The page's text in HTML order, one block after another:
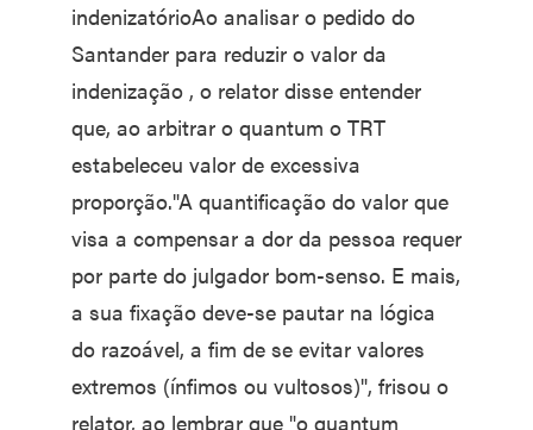
indenizatórioAo analisar o pedido do
Santander para reduzir o valor da
indenização , o relator disse entender
que, ao arbitrar o quantum o TRT
estabeleceu valor de excessiva
proporção."A quantificação do valor que
visa a compensar a dor da pessoa requer
por parte do julgador bom-senso. E mais,
a sua fixação deve-se pautar na lógica
do razoável, a fim de se evitar valores
extremos (ínfimos ou vultosos)", frisou o
relator, ao lembrar que "o quantum